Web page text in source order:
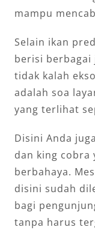
mampu
Selain ikan
berisi berbagai
tidak kalah
adalah soa
yang terlihat
Disini Anda
dan king cobra
berbahaya.
disini sudah
bagi
tanpa harus